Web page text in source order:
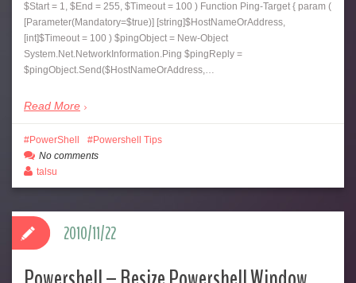
$Start = 1, $End = 255, $Timeout = 100 ) Function Ping-Target { param (
[Parameter(Mandatory=$true)] [string]$HostNameOrAddress,
[int]$Timeout = 100 ) $pingObject = New-Object
System.Net.NetworkInformation.Ping $pingReply =
$pingObject.Send($HostNameOrAddress,…
Read More
PowerShell
Powershell Tips
No comments
talsu
2010/11/22